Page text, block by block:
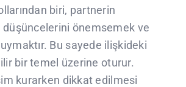
biri, partnerin
düşüncelerini önemsemek ve
Bu sayede ilişkideki
bir temel üzerine oturur.
kurarken dikkat edilmesi